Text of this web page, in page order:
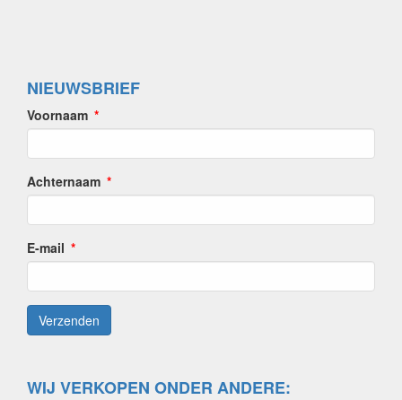
NIEUWSBRIEF
Voornaam
Achternaam
E-mail
WIJ VERKOPEN ONDER ANDERE: